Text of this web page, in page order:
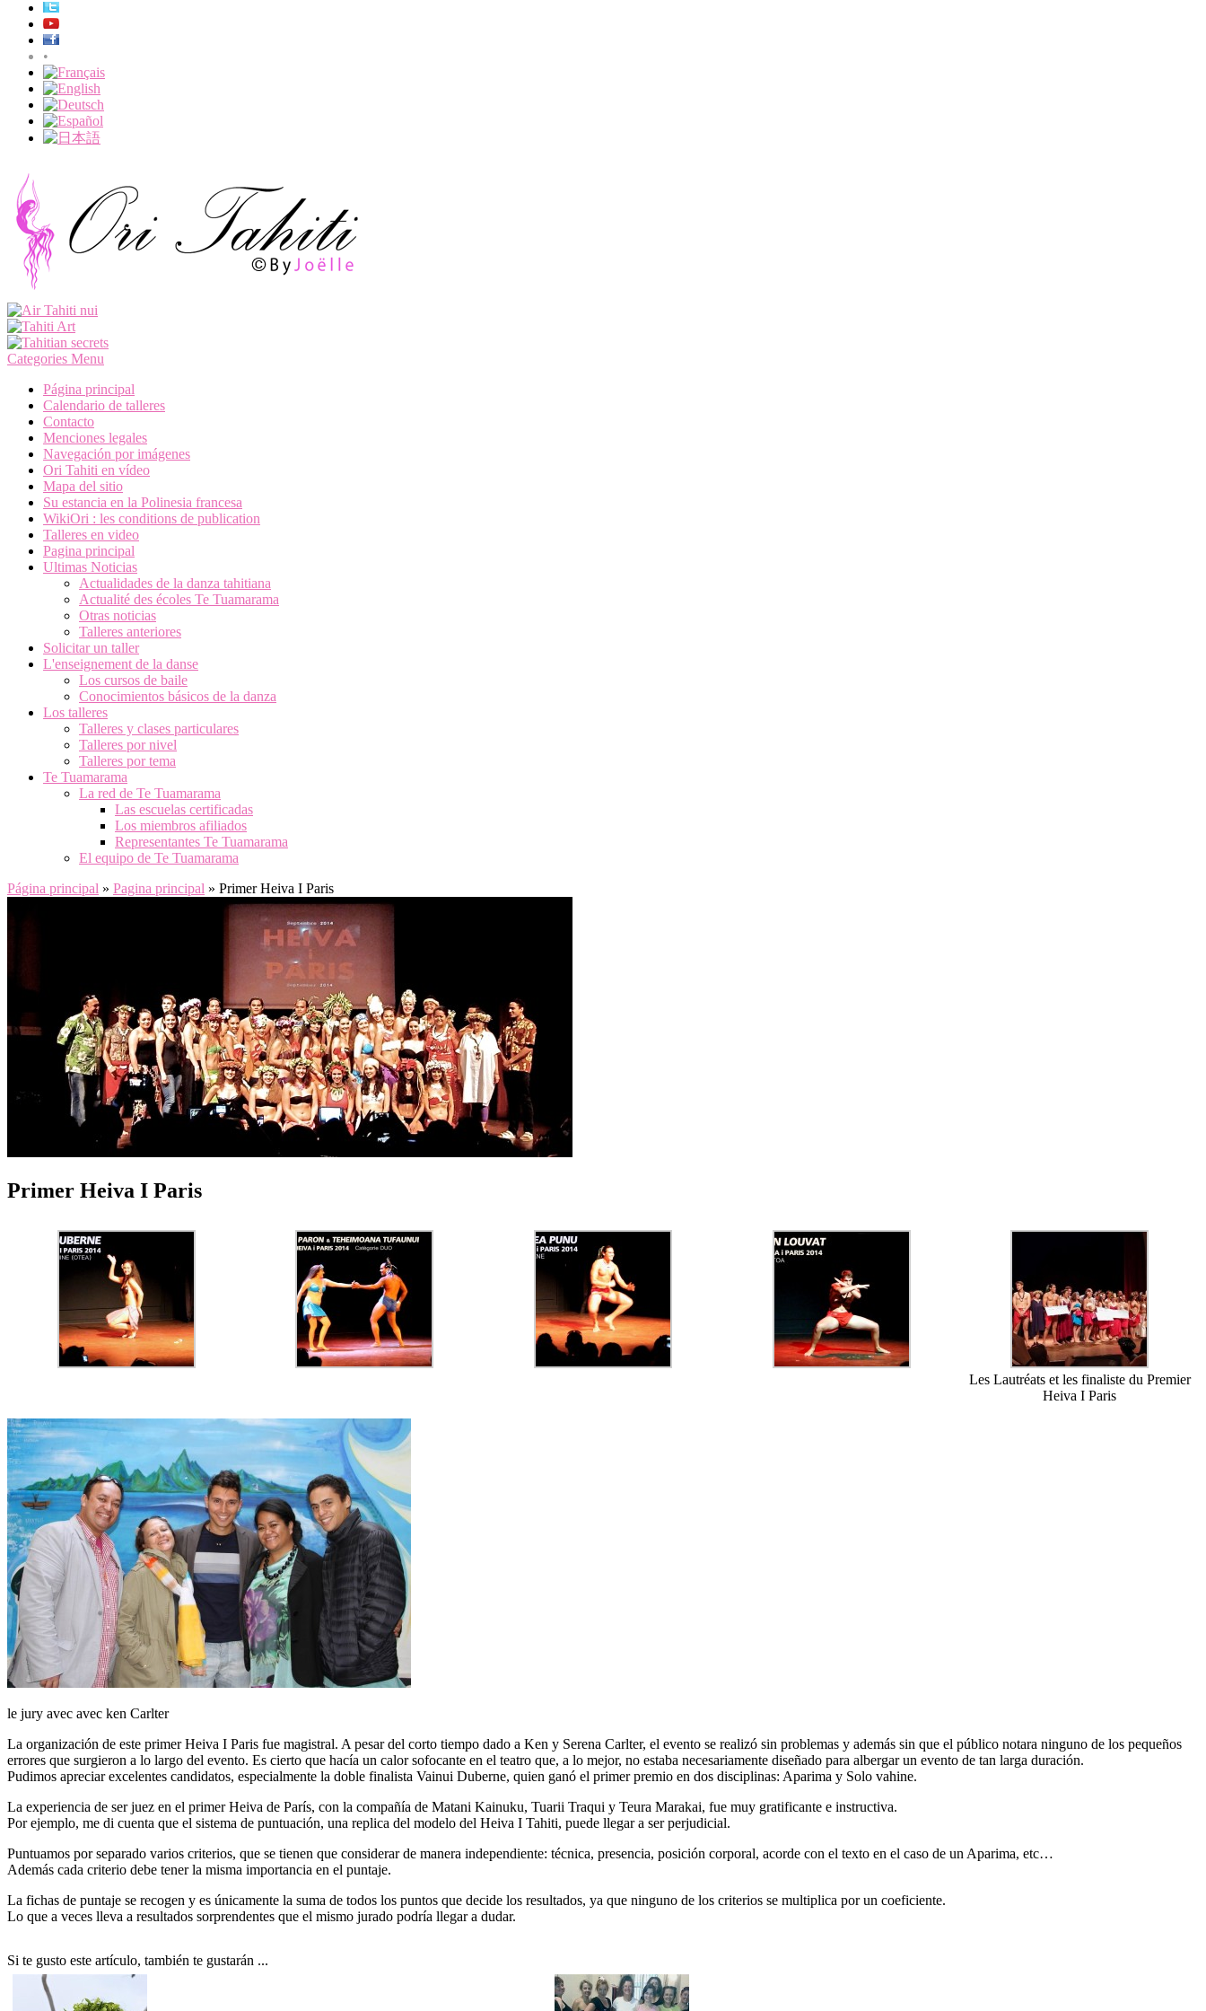
•
Categories Menu
Página principal
Calendario de talleres
Contacto
Menciones legales
Navegación por imágenes
Ori Tahiti en vídeo
Mapa del sitio
Su estancia en la Polinesia francesa
WikiOri : les conditions de publication
Talleres en video
Pagina principal
Ultimas Noticias
Actualidades de la danza tahitiana
Actualité des écoles Te Tuamarama
Otras noticias
Talleres anteriores
Solicitar un taller
L'enseignement de la danse
Los cursos de baile
Conocimientos básicos de la danza
Los talleres
Talleres y clases particulares
Talleres por nivel
Talleres por tema
Te Tuamarama
La red de Te Tuamarama
Las escuelas certificadas
Los miembros afiliados
Representantes Te Tuamarama
El equipo de Te Tuamarama
Página principal » Pagina principal » Primer Heiva I Paris
Primer Heiva I Paris
Les Lautréats et les finaliste du Premier
Heiva I Paris
le jury avec avec ken Carlter
La organización de este primer Heiva I Paris fue magistral. A pesar del corto tiempo dado a Ken y Serena Carlter, el evento se realizó sin problemas y además sin que el público notara ninguno de los pequeños
errores que surgieron a lo largo del evento. Es cierto que hacía un calor sofocante en el teatro que, a lo mejor, no estaba necesariamente diseñado para albergar un evento de tan larga duración.
Pudimos apreciar excelentes candidatos, especialmente la doble finalista Vainui Duberne, quien ganó el primer premio en dos disciplinas: Aparima y Solo vahine.
La experiencia de ser juez en el primer Heiva de París, con la compañía de Matani Kainuku, Tuarii Traqui y Teura Marakai, fue muy gratificante e instructiva.
Por ejemplo, me di cuenta que el sistema de puntuación, una replica del modelo del Heiva I Tahiti, puede llegar a ser perjudicial.
Puntuamos por separado varios criterios, que se tienen que considerar de manera independiente: técnica, presencia, posición corporal, acorde con el texto en el caso de un Aparima, etc…
Además cada criterio debe tener la misma importancia en el puntaje.
La fichas de puntaje se recogen y es únicamente la suma de todos los puntos que decide los resultados, ya que ninguno de los criterios se multiplica por un coeficiente.
Lo que a veces lleva a resultados sorprendentes que el mismo jurado podría llegar a dudar.
Si te gusto este artículo, también te gustarán ...